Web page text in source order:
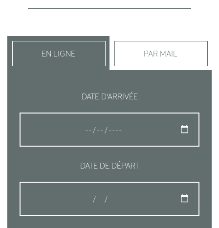
EN LIGNE PAR MAIL
DATE D’ARRIVÉE
DATE DE DÉPART